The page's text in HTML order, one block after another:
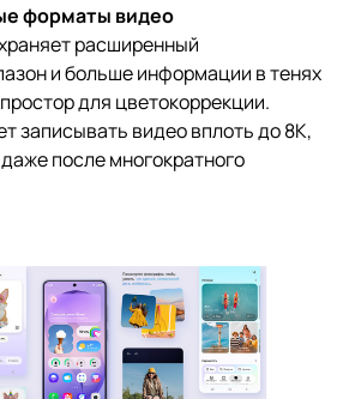
форматы видео
расширенный
и больше информации в тенях
для цветокоррекции.
записывать видео вплоть до 8K,
после многократного